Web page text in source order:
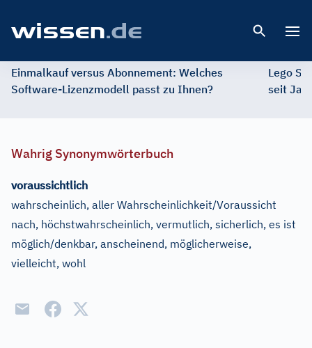
Einmalkauf versus Abonnement: Welches
Software-Lizenzmodell passt zu Ihnen?
Lego
seit
Wahrig Synonymwörterbuch
voraussichtlich
wahrscheinlich, aller Wahrscheinlichkeit/Voraussicht
nach, höchstwahrscheinlich, vermutlich, sicherlich, es ist
möglich/denkbar, anscheinend, möglicherweise,
vielleicht, wohl